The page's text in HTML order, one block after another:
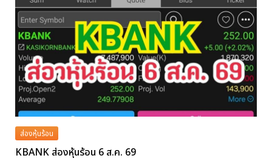
ส่องหุ้นร้อน
KBANK ส่องหุ้นร้อน 6 ส.ค. 69